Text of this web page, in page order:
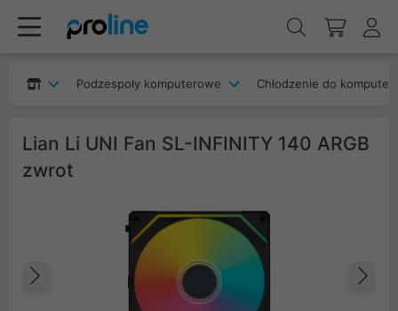
Podzespoły komputerowe Chłodzenie do
Lian Li UNI Fan SL-INFINITY 140 ARGB
zwrot
Poprzedni